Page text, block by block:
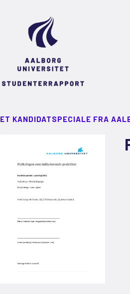
ET KANDIDATSPECIALE FRA